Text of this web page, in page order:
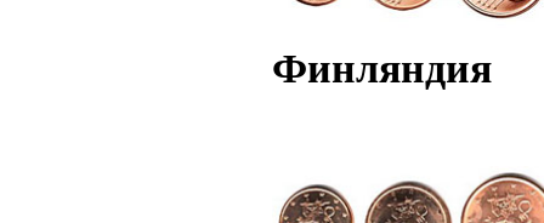
Финляндия